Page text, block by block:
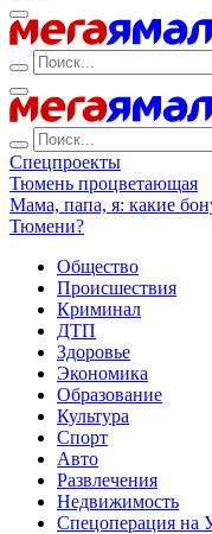
Спецпроекты
Тюмень процветающая
Мама, папа, я: какие
Тюмени?
Общество
Происшествия
Криминал
ДТП
Здоровье
Экономика
Образование
Культура
Спорт
Авто
Развлечения
Недвижимость
Спецоперация на